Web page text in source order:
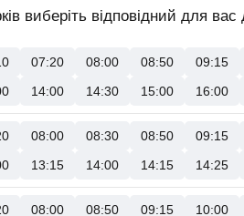
виберіть відповідний для вас
07:20 08:00 08:50 09:15
14:00 14:30 15:00 16:00
08:00 08:30 08:50 09:15
13:15 14:00 14:15 14:25
08:00 08:50 09:15 10:00